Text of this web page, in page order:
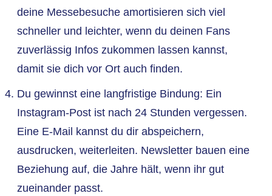
deine Messebesuche amortisieren sich viel
schneller und leichter, wenn du deinen Fans
zuverlässig Infos zukommen lassen kannst,
damit sie dich vor Ort auch finden.
Du gewinnst eine langfristige Bindung: Ein
Instagram-Post ist nach 24 Stunden vergessen.
Eine E-Mail kannst du dir abspeichern,
ausdrucken, weiterleiten. Newsletter bauen eine
Beziehung auf, die Jahre hält, wenn ihr gut
zueinander passt.